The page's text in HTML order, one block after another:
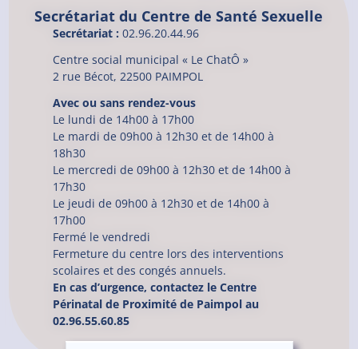
Secrétariat du Centre de Santé Sexuelle
Secrétariat : 02.96.20.44.96
Centre social municipal « Le ChatÔ »
2 rue Bécot, 22500 PAIMPOL
Avec ou sans rendez-vous
Le lundi de 14h00 à 17h00
Le mardi de 09h00 à 12h30 et de 14h00 à
18h30
Le mercredi de 09h00 à 12h30 et de 14h00 à
17h30
Le jeudi de 09h00 à 12h30 et de 14h00 à
17h00
Fermé le vendredi
Fermeture du centre lors des interventions
scolaires et des congés annuels.
En cas d’urgence, contactez le Centre
Périnatal de Proximité de Paimpol au
02.96.55.60.85